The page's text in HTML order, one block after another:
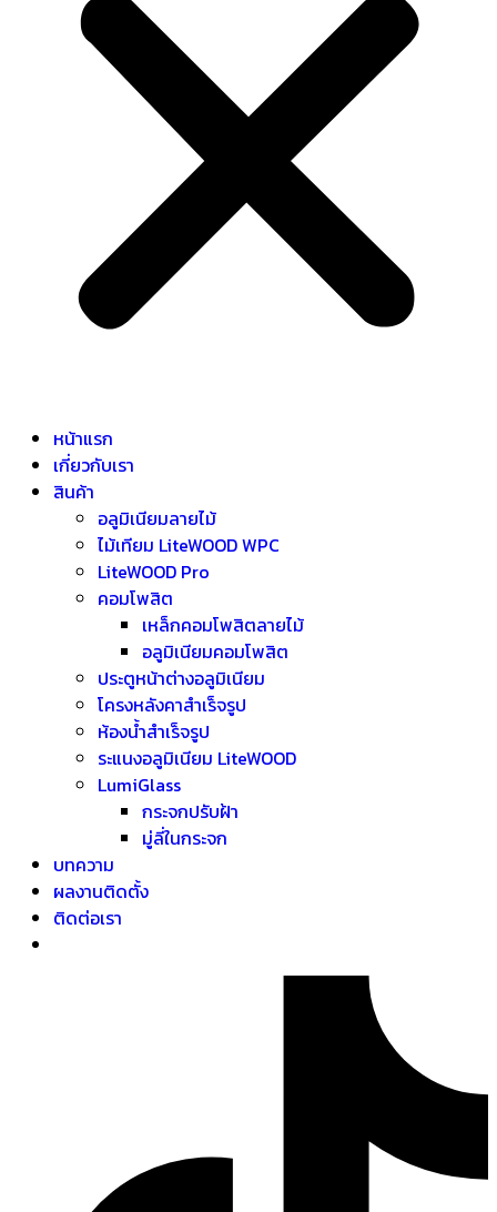
หน้าแรก
เกี่ยวกับเรา
สินค้า
อลูมิเนียมลายไม้
ไม้เทียม LiteWOOD WPC
LiteWOOD Pro
คอมโพสิต
เหล็กคอมโพสิตลายไม้
อลูมิเนียมคอมโพสิต
ประตูหน้าต่างอลูมิเนียม
โครงหลังคาสำเร็จรูป
ห้องน้ำสำเร็จรูป
ระแนงอลูมิเนียม LiteWOOD
LumiGlass
กระจกปรับฝ้า
มู่ลี่ในกระจก
บทความ
ผลงานติดตั้ง
ติดต่อเรา